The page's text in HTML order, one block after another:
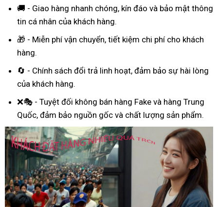
🚚 - Giao hàng nhanh chóng, kín đáo và bảo mật thông
tin cá nhân của khách hàng.
🎁 - Miễn phí vận chuyển, tiết kiệm chi phí cho khách
hàng.
🔄 - Chính sách đổi trả linh hoạt, đảm bảo sự hài lòng
của khách hàng.
❌🎭 - Tuyệt đối không bán hàng Fake và hàng Trung
Quốc, đảm bảo nguồn gốc và chất lượng sản phẩm.